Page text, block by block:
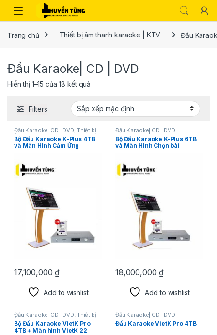
Trang chủ Thiết bị âm thanh karaoke | KTV Đầu
Đầu Karaoke| CD | DVD
Hiển thị 1–15 của 18 kết quả
Filters
Đầu Karaoke| CD | DVD Thiết bị
âm thanh karaoke | KTV
Bộ Đầu Karaoke K-Plus 4TB
và Màn Hình Cảm Ứng
17,100,000₫
Add to wishlist
Đầu Karaoke| CD | DVD
Bộ Đầu Karaoke K-Plus 6TB
và Màn Hình Chọn bài
18,000,000₫
Add to wishlist
Đầu Karaoke| CD | DVD, Thiết bị
âm thanh karaoke | KTV
Bộ Đầu Karaoke VietK Pro
4TB + Màn hình VietK 22
Đầu Karaoke| CD | DVD
Đầu Karaoke VietK Pro 4TB